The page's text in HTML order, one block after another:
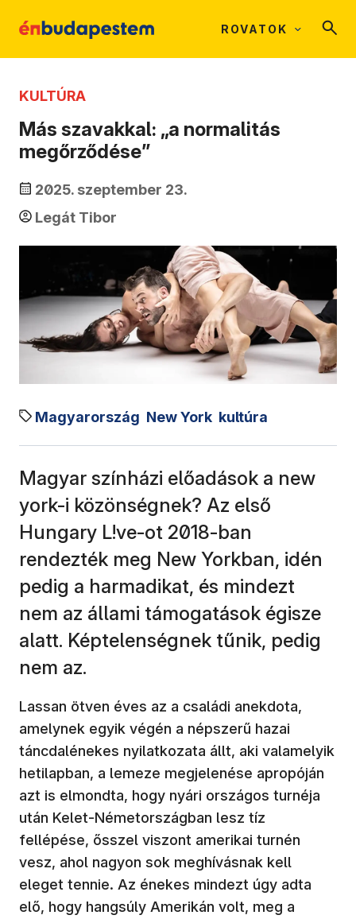
ROVATOK
KULTÚRA
Más szavakkal: „a normalitás
megőrződése”
2025. szeptember 23.
Legát Tibor
Magyarország New York kultúra
Magyar színházi előadások a new
york-i közönségnek? Az első
Hungary L!ve-ot 2018-ban
rendezték meg New Yorkban, idén
pedig a harmadikat, és mindezt
nem az állami támogatások égisze
alatt. Képtelenségnek tűnik, pedig
nem az.
Lassan ötven éves az a családi anekdota,
amelynek egyik végén a népszerű hazai
táncdalénekes nyilatkozata állt, aki valamelyik
hetilapban, a lemeze megjelenése apropóján
azt is elmondta, hogy nyári országos turnéja
után Kelet-Németországban lesz tíz
fellépése, ősszel viszont amerikai turnén
vesz, ahol nagyon sok meghívásnak kell
eleget tennie. Az énekes mindezt úgy adta
elő, hogy hangsúly Amerikán volt, meg a